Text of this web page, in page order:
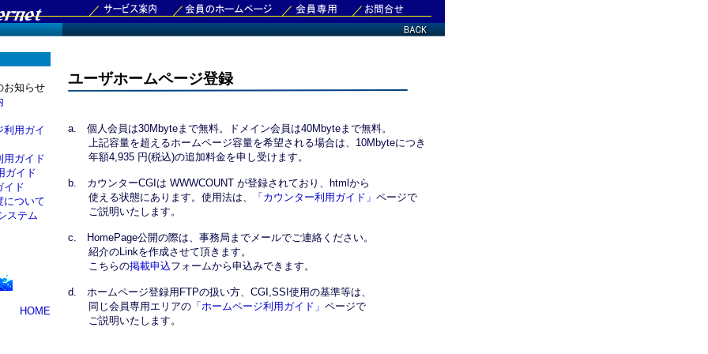
お知らせ
利用ガイ
用ガイド
ガイド
イド
について
ステム
HOME
ユーザホームページ登録
a. 個人会員は30Mbyteまで無料。ドメイン会員は40Mbyteまで無料。
上記容量を超えるホームページ容量を希望される場合は、10Mbyteにつき
年額4,935 円(税込)の追加料金を申し受けます。
b. カウンターCGIは WWWCOUNT が登録されており、htmlから
使える状態にあります。使用法は、
「カウンター利用ガイド」 ページで
ご説明いたします。
c. HomePage公開の際は、事務局までメールでご連絡ください。
紹介のLinkを作成させて頂きます。
こちらの掲載申込フォームから申込みできます。
d. ホームページ登録用FTPの扱い方、CGI,SSI使用の基準等は、
同じ会員専用エリアの 「ホームページ利用ガイド」 ページで
ご説明いたします。